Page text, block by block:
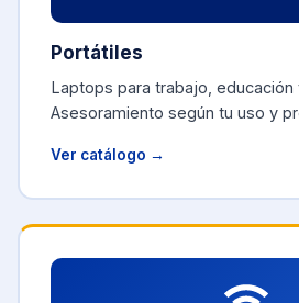
Portátiles
Laptops para trabajo, educación
Asesoramiento según tu uso y
Ver catálogo →